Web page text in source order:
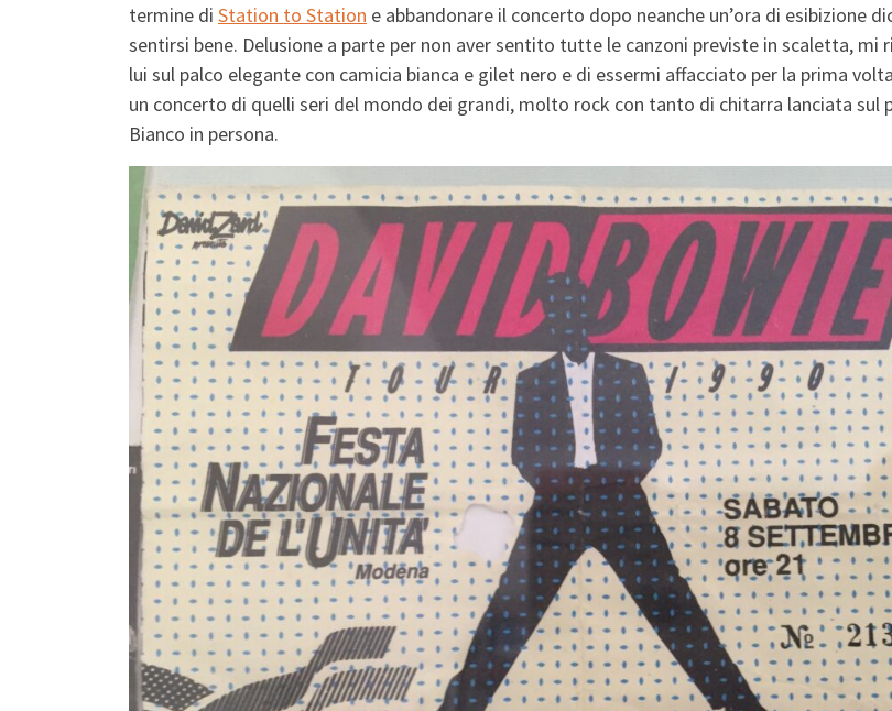
termine di Station to Station e abbandonare il concerto dopo neanche un’ora di esibizione
sentirsi bene. Delusione a parte per non aver sentito tutte le canzoni previste in scaletta, mi
lui sul palco elegante con camicia bianca e gilet nero e di essermi affacciato per la prima
un concerto di quelli seri del mondo dei grandi, molto rock con tanto di chitarra lanciata sul
Bianco in persona.